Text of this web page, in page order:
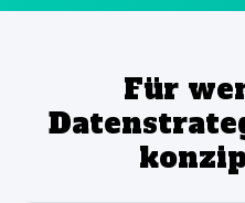
Für